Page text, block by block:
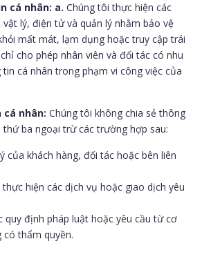
cá nhân: a. Chúng tôi thực hiện các
lý, điện tử và quản lý nhằm bảo vệ
mất mát, lạm dụng hoặc truy cập trái
cho phép nhân viên và đối tác có nhu
cá nhân trong phạm vi công việc của
cá nhân: Chúng tôi không chia sẻ thông
thứ ba ngoại trừ các trường hợp sau:
của khách hàng, đối tác hoặc bên liên
hiện các dịch vụ hoặc giao dịch yêu
quy định pháp luật hoặc yêu cầu từ cơ
năng có thẩm quyền.